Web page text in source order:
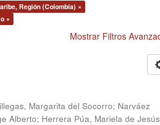
Región (Colombia) ×
×
Mostrar Filtros
Margarita del Socorro; Narváez
Alberto; Herrera Púa, Mariela de Jesús